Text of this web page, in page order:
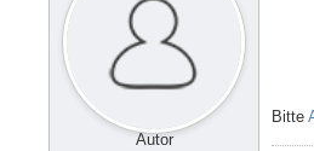
Autor
Bitte